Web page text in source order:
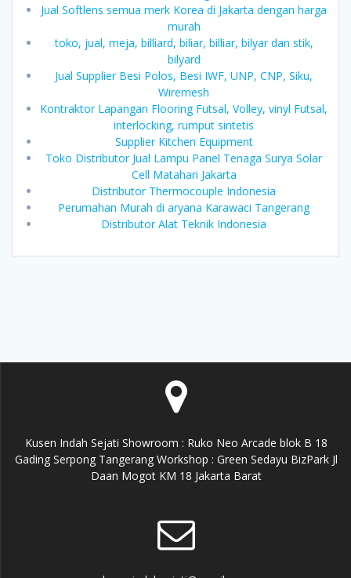
Jual Softlens semua merk Korea di Jakarta dengan harga
murah
toko, jual, meja, billiard, biliar, billiar, bilyar dan stik,
bilyard
Jual Supplier Besi Polos, Besi IWF, UNP, CNP, Siku,
Wiremesh
Kontraktor Lapangan Flooring Futsal, Volley, vinyl Futsal,
interlocking, rumput sintetis
Supplier Kitchen Equipment
Toko Distributor Jual Lampu Panel Tenaga Surya Solar
Cell Matahari Jakarta
Distributor Thermocouple Indonesia
Perumahan Murah di aryana Karawaci Tangerang
Distributor Alat Teknik Indonesia
Kusen Indah Sejati Showroom : Ruko Neo Arcade blok B 18
Gading Serpong Tangerang Workshop : Green Sedayu BizPark Jl
Daan Mogot KM 18 Jakarta Barat